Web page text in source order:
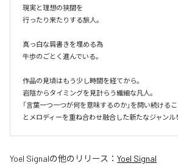
現実と理想の狭間を
行ったり来たりする旅人。
真っ白な肩書きを埋める為
牛歩のごとく進んでいる。
作品の見頃はもう少し時間を経てから。
岩陰からタイミングを見計らう繊細な凡人。
「言葉一つ一つが何を意味するのか」を問い続ける
とメロディーを重ね合わせ融合した新たなジャンル
Yoel Signalの他のリリース： Yoel Signal